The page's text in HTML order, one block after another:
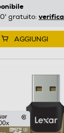
gratuito: verifica
AGGIUNGI